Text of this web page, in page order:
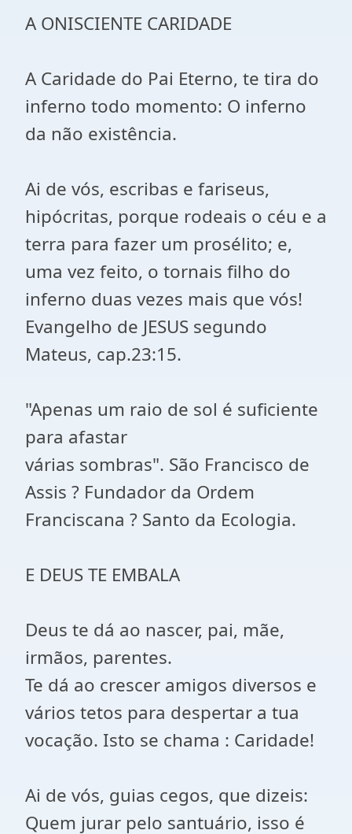
A ONISCIENTE CARIDADE
A Caridade do Pai Eterno, te tira do
inferno todo momento: O inferno
da não existência.
Ai de vós, escribas e fariseus,
hipócritas, porque rodeais o céu e a
terra para fazer um prosélito; e,
uma vez feito, o tornais filho do
inferno duas vezes mais que vós!
Evangelho de JESUS segundo
Mateus, cap.23:15.
"Apenas um raio de sol é suficiente
para afastar
várias sombras". São Francisco de
Assis ? Fundador da Ordem
Franciscana ? Santo da Ecologia.
E DEUS TE EMBALA
Deus te dá ao nascer, pai, mãe,
irmãos, parentes.
Te dá ao crescer amigos diversos e
vários tetos para despertar a tua
vocação. Isto se chama : Caridade!
Ai de vós, guias cegos, que dizeis:
Quem jurar pelo santuário, isso é